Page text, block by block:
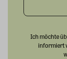
Ich möchte
informiert